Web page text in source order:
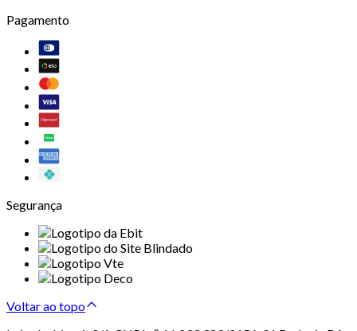
Pagamento
Segurança
Voltar ao topo